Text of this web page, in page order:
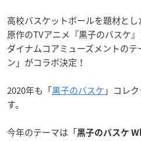
高校バスケットボールを題材と
原作のTVアニメ『黒子のバスケ
ダイナムコアミューズメントの
ン」がコラボ決定！
2020年も「黒子のバスケ 」コレ
す。
今年のテーマは「黒子のバスケ